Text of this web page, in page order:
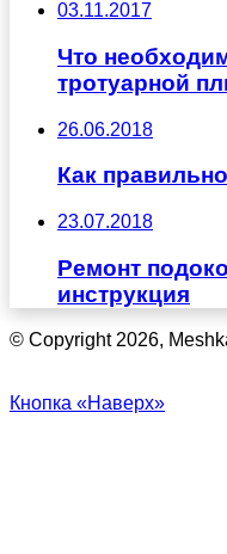
03.11.2017
Что
тротуарной
26.06.2018
Как
23.07.2018
Ремонт
инструкция
© Copyright 2026,
Кнопка «Наверх»